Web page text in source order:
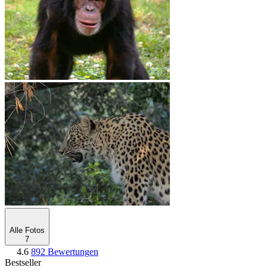
Alle Fotos
7
4.6 892 Bewertungen
Bestseller